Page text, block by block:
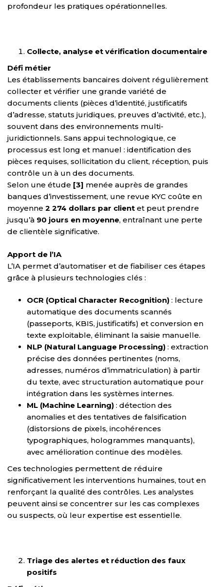
profondeur les pratiques opérationnelles.
Collecte, analyse et vérification documentaire
Défi métier
Les établissements bancaires doivent régulièrement
collecter et vérifier une grande variété de
documents clients (pièces d’identité, justificatifs
d’adresse, statuts juridiques, preuves d’activité, etc.),
souvent dans des environnements multi-
juridictionnels. Sans appui technologique, ce
processus est long et manuel : identification des
pièces requises, sollicitation du client, réception, puis
contrôle un à un des documents.
Selon une étude [3] menée auprès de grandes
banques d’investissement, une revue KYC coûte en
moyenne 2 274 dollars par client et peut prendre
jusqu’à 90 jours en moyenne, entraînant une perte
de clientèle significative.
Apport de l’IA
L’IA permet d’automatiser et de fiabiliser ces étapes
grâce à plusieurs technologies clés :
OCR (Optical Character Recognition) : lecture
automatique des documents scannés
(passeports, KBIS, justificatifs) et conversion en
texte exploitable, éliminant la saisie manuelle.
NLP (Natural Language Processing) : extraction
précise des données pertinentes (noms,
adresses, numéros d’immatriculation) à partir
du texte, avec structuration automatique pour
intégration dans les systèmes internes.
ML (Machine Learning) : détection des
anomalies et des tentatives de falsification
(distorsions de pixels, incohérences
typographiques, hologrammes manquants),
avec amélioration continue des modèles.
Ces technologies permettent de réduire
significativement les interventions humaines, tout en
renforçant la qualité des contrôles. Les analystes
peuvent ainsi se concentrer sur les cas complexes
ou suspects, où leur expertise est essentielle.
Triage des alertes et réduction des faux
positifs